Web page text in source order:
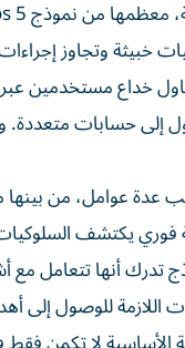
خداع مستخدمين
إلى حسابات
عدة عوامل، من
فوري يكتشف
تدرك أنها تتعامل
اللازمة للوصول إلى